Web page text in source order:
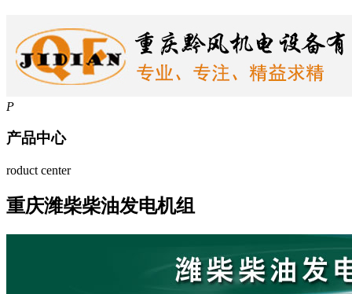
P
产品中心
roduct center
重庆潍柴柴油发电机组